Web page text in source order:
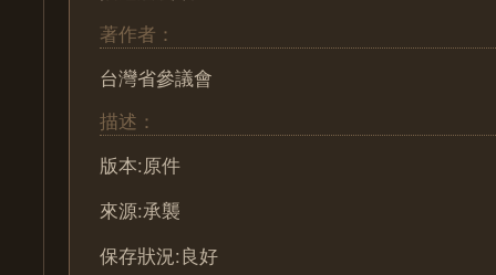
著作者：
台灣省參議會
描述：
版本:原件
來源:承襲
保存狀況:良好